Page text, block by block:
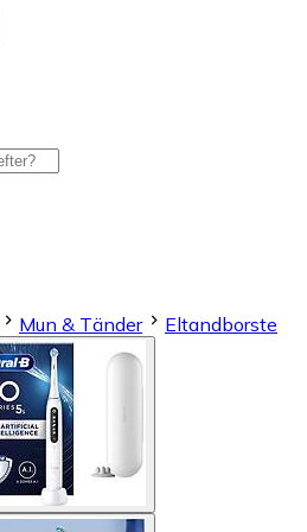
Mun & Tänder Eltandborste